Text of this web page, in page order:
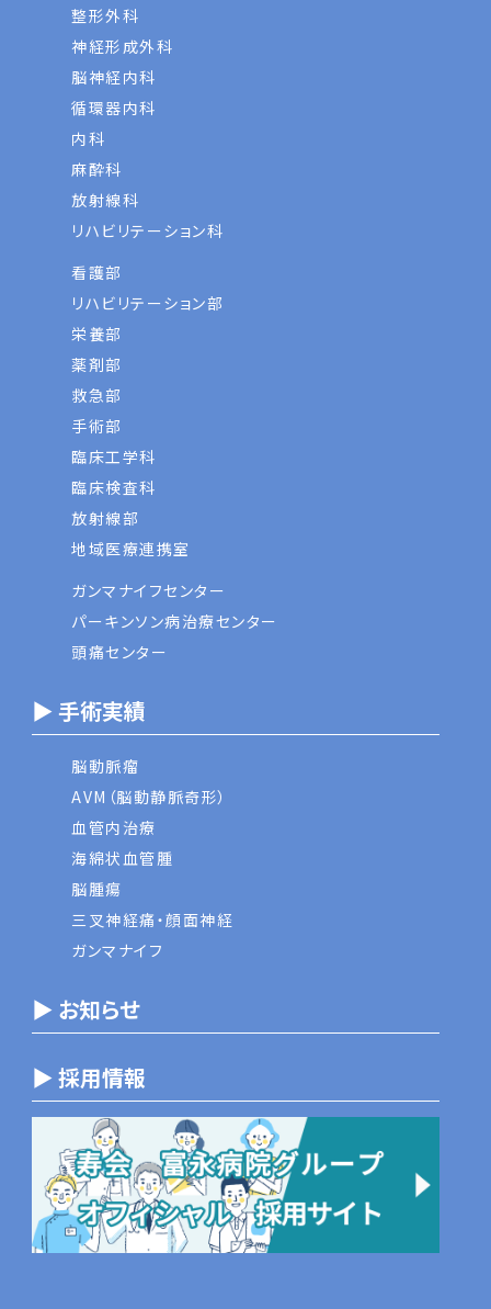
整形外科
神経形成外科
脳神経内科
循環器内科
内科
麻酔科
放射線科
リハビリテーション科
看護部
リハビリテーション部
栄養部
薬剤部
救急部
手術部
臨床工学科
臨床検査科
放射線部
地域医療連携室
ガンマナイフセンター
パーキンソン病治療センター
頭痛センター
▶ 手術実績
脳動脈瘤
AVM（脳動静脈奇形）
血管内治療
海綿状血管腫
脳腫瘍
三叉神経痛・顔面神経
ガンマナイフ
▶ お知らせ
▶ 採用情報